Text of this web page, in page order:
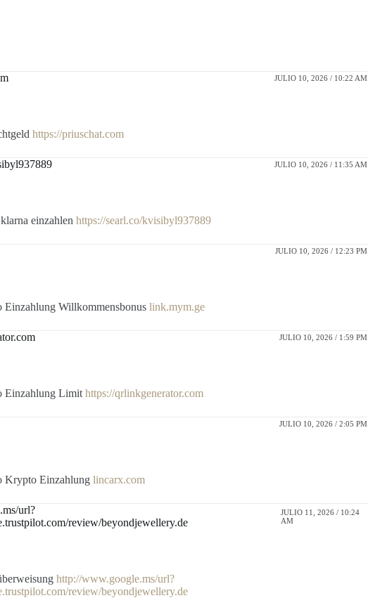
JULIO 10, 2026 / 10:22 AM
https://priuschat.com
JULIO 10, 2026 / 11:35 AM
einzahlen https://searl.co/kvisibyl937889
JULIO 10, 2026 / 12:23 PM
Willkommensbonus link.mym.ge
JULIO 10, 2026 / 1:59 PM
Einzahlung Limit https://qrlinkgenerator.com
JULIO 10, 2026 / 2:05 PM
Krypto Einzahlung lincarx.com
url?
review/beyondjewellery.de
JULIO 11, 2026 / 10:24
AM
http://www.google.ms/url?
review/beyondjewellery.de